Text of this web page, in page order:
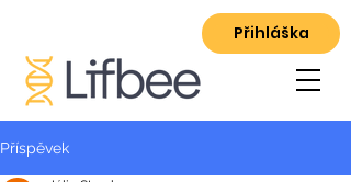
Přihláška
Příspěvek